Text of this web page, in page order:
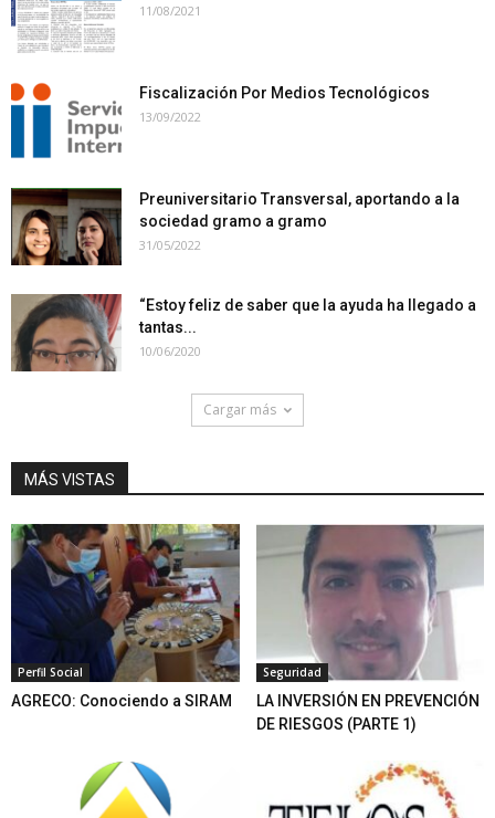
11/08/2021
Fiscalización Por Medios Tecnológicos
13/09/2022
Preuniversitario Transversal, aportando a la
sociedad gramo a gramo
31/05/2022
“Estoy feliz de saber que la ayuda ha llegado a
tantas...
10/06/2020
Cargar más
MÁS VISTAS
Perfil Social
AGRECO: Conociendo a SIRAM
Seguridad
LA INVERSIÓN EN PREVENCIÓN
DE RIESGOS (PARTE 1)